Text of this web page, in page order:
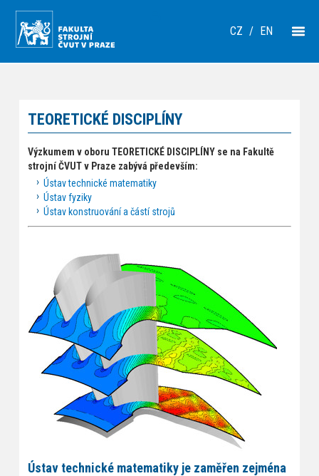
CZ / EN
TEORETICKÉ DISCIPLÍNY
Výzkumem v oboru TEORETICKÉ DISCIPLÍNY se na Fakultě
strojní ČVUT v Praze zabývá především:
Ústav technické matematiky
Ústav fyziky
Ústav konstruování a částí strojů
Ústav technické matematiky je zaměřen zejména